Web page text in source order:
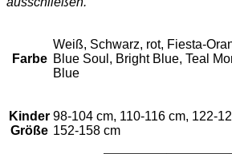
Farbe
Weiß, Schwarz, rot, Fiesta-
Blue Soul, Bright Blue, Teal
Blue
Kinder
Größe
98-104 cm, 110-116 cm, 122-
152-158 cm